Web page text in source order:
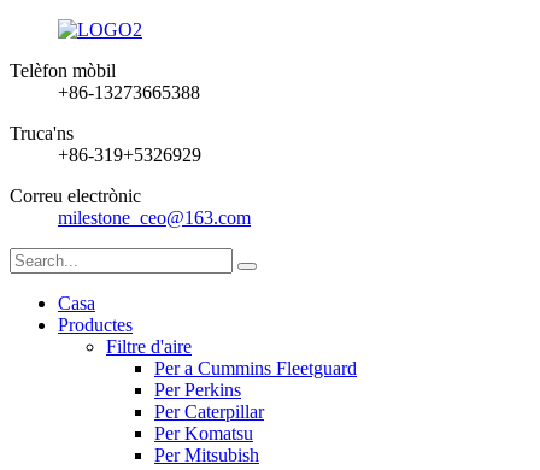
Telèfon mòbil
+86-13273665388
Truca'ns
+86-319+5326929
Correu electrònic
milestone_ceo@163.com
Casa
Productes
Filtre d'aire
Per a Cummins Fleetguard
Per Perkins
Per Caterpillar
Per Komatsu
Per Mitsubish